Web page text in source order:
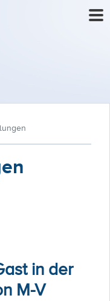
in der
M-V